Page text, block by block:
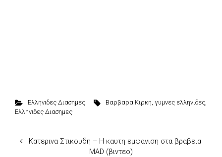
Ελληνιδες Διασημες Βαρβαρα Κιρκη,γυμνες ελληνιδες,
Ελληνιδες Διασημες
Κατερινα Στικουδη – Η καυτη εμφανιση στα βραβεια
MAD (βιντεο)